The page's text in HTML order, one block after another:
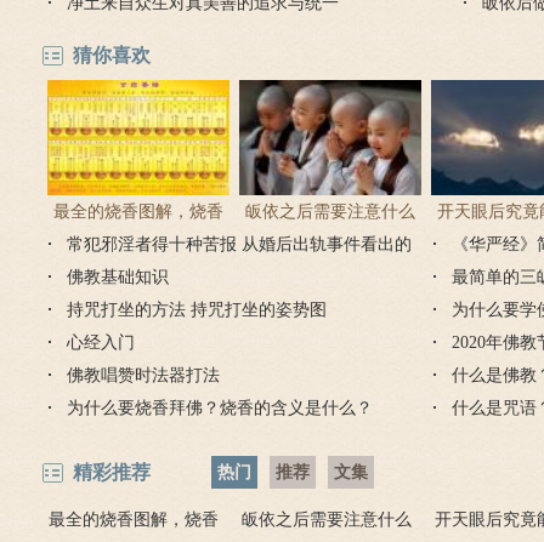
猜你喜欢
最全的烧香图解，烧香
有何含义与讲究？
皈依之后需要注意什么
吗 皈依佛门后的注意事
开天眼后究竟
么？
常犯邪淫者得十种苦报 从婚后出轨事件看出的
因果报应
《华严经
佛教基础知识
最简单的三
持咒打坐的方法 持咒打坐的姿势图
为什么要学
心经入门
2020年佛教
佛教唱赞时法器打法
什么是佛教
为什么要烧香拜佛？烧香的含义是什么？
什么是咒语
精彩推荐 热门 推荐 文集
最全的烧香图解，烧香
皈依之后需要注意什么
开天眼后究竟